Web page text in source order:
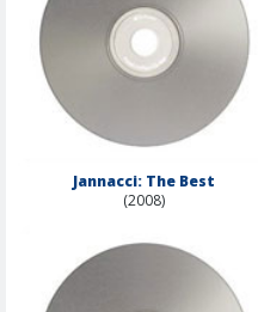
Jannacci: The Best
(2008)